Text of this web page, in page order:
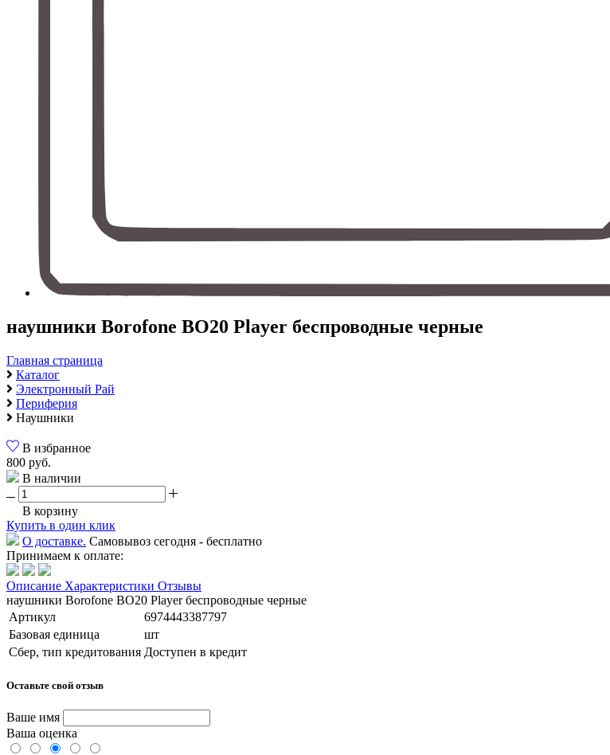
наушники Borofone BO20 Player беспроводные черные
Главная страница
Каталог
Электронный Рай
Периферия
Наушники
В избранное
800 руб.
В наличии
В корзину
Купить в один клик
О доставке. Самовывоз сегодня - бесплатно
Принимаем к оплате:
Описание Характеристики Отзывы
наушники Borofone BO20 Player беспроводные черные
Артикул
6974443387797
Базовая единица
шт
Сбер, тип кредитования Доступен в кредит
Оставьте свой отзыв
Ваше имя
Ваша оценка